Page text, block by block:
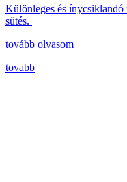
Különleges és
sütés.
tovább olvasom
tovabb